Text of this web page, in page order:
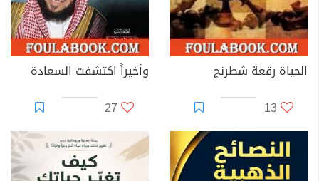
الحياة رقعة شطرنج
13
وأخيراً اكتشفت السعادة
27